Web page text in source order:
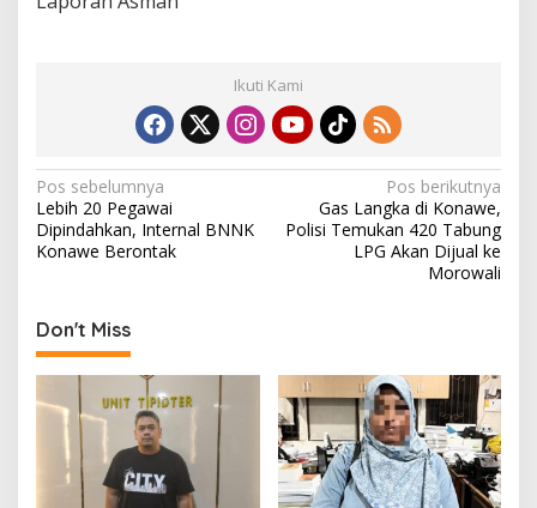
Ikuti Kami
N
a
v
g
a
s
Pos sebelumnya
Lebih 20 Pegawai
Dipindahkan, Internal BNNK
Konawe Berontak
Pos berikutnya
Gas Langka di Konawe,
Polisi Temukan 420 Tabung
LPG Akan Dijual ke
Morowali
Don't Miss